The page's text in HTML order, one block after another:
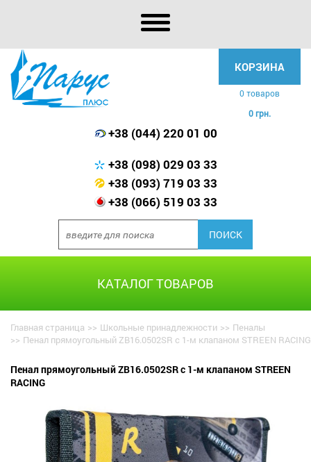
КОРЗИНА
0 товаров
0 грн.
+38 (044) 220 01 00
+38 (098) 029 03 33
+38 (093) 719 03 33
+38 (066) 519 03 33
КАТАЛОГ ТОВАРОВ
Главная страница >> Школьные принадлежности >> Пеналы
>> Пенал прямоугольный ZB16.0502SR с 1-м клапаном STREEN RACING
Пенал прямоугольный ZB16.0502SR с 1-м клапаном STREEN
RACING